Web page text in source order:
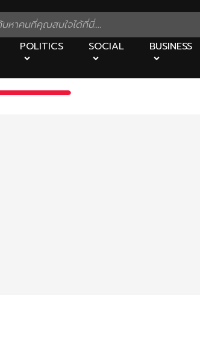
POLITICS SOCIAL BUSINESS